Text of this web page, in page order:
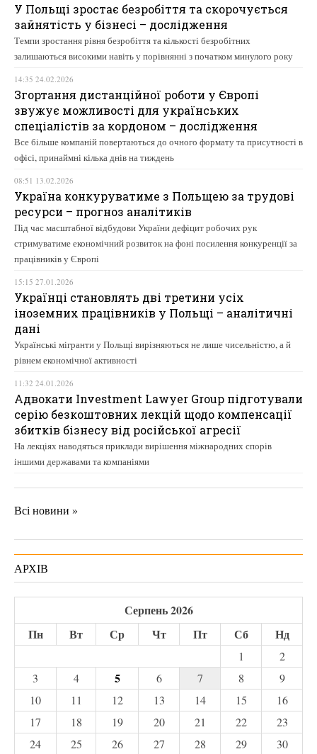
У Польщі зростає безробіття та скорочується
зайнятість у бізнесі – дослідження
Темпи зростання рівня безробіття та кількості безробітних
залишаються високими навіть у порівнянні з початком минулого року
14:35 24.02.2026
Згортання дистанційної роботи у Європі
звужує можливості для українських
спеціалістів за кордоном – дослідження
Все більше компаній повертаються до очного формату та присутності в
офісі, принаймні кілька днів на тиждень
08:51 13.02.2026
Україна конкуруватиме з Польщею за трудові
ресурси – прогноз аналітиків
Під час масштабної відбудови України дефіцит робочих рук
стримуватиме економічний розвиток на фоні посилення конкуренції за
працівників у Європі
15:15 27.01.2026
Українці становлять дві третини усіх
іноземних працівників у Польщі – аналітичні
дані
Українські мігранти у Польщі вирізняються не лише чисельністю, а й
рівнем економічної активності
11:32 24.01.2026
Адвокати Investment Lawyer Group підготували
серію безкоштовних лекцій щодо компенсації
збитків бізнесу від російської агресії
На лекціях наводяться приклади вирішення міжнародних спорів
іншими державами та компаніями
Всі новини »
АРХІВ
Серпень 2026
Пн
Вт Ср Чт Пт Сб Нд
1
2
3
4 5 6 7 8
9
10
11 12 13 14 15
16
17
18 19 20 21 22
23
24
25 26 27 28 29 30